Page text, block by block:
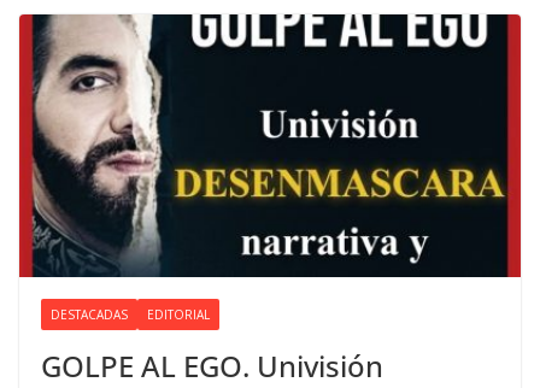
DESTACADAS EDITORIAL
GOLPE AL EGO. Univisión